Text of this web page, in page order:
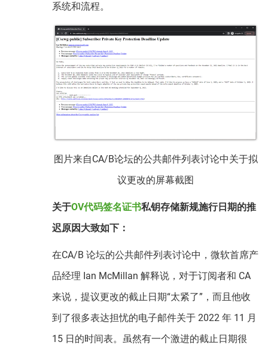
系统和流程。
图片来自CA/B论坛的公共邮件列表讨论中关于拟
议更改的屏幕截图
关于OV代码签名证书私钥存储新规施行日期的推
迟原因大致如下：
在CA/B 论坛的公共邮件列表讨论中，微软首席产
品经理 Ian McMillan 解释说，对于订阅者和 CA
来说，提议更改的截止日期“太紧了”，而且他收
到了很多表达担忧的电子邮件关于 2022 年 11 月
15 日的时间表。虽然有一个激进的截止日期很